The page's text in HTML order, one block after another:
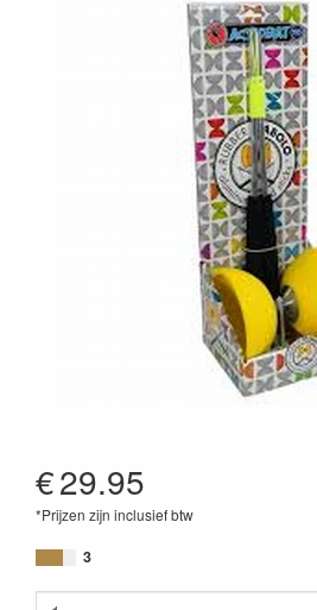
€29.95
*Prijzen zijn inclusief btw
5407005157268
3